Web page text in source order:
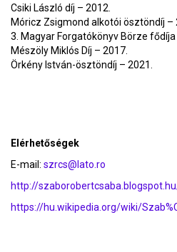
Csiki László díj – 2012.
Móricz Zsigmond alkotói ösztöndíj –
3. Magyar Forgatókönyv Börze fődíja
Mészöly Miklós Díj – 2017.
Örkény István-ösztöndíj – 2021.
Elérhetőségek
E-mail: szrcs@lato.ro
http://
https://hu.wikipedia.org/wiki/